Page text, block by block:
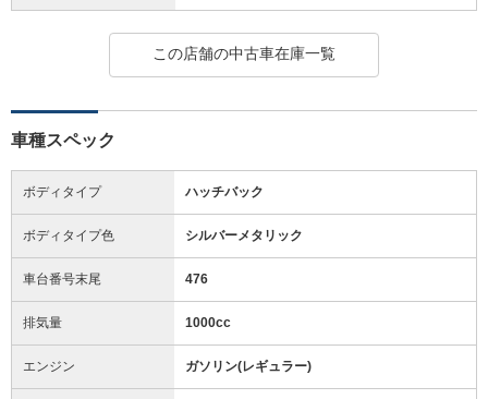
この店舗の中古車在庫一覧
車種スペック
ボディタイプ ハッチバック
ボディタイプ色 シルバーメタリック
車台番号末尾 476
排気量 1000cc
エンジン ガソリン(レギュラー)